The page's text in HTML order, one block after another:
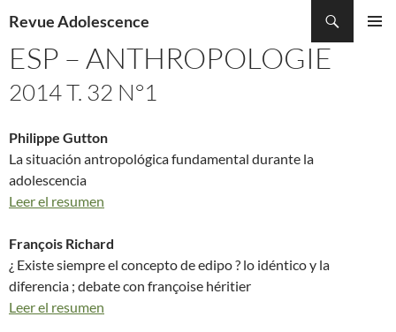
Revue Adolescence
AU
CONTENU
ESP – ANTHROPOLOGIE
2014 T. 32 N°1
Philippe Gutton
La situación antropológica fundamental durante la
adolescencia
Leer el resumen
François Richard
¿ Existe siempre el concepto de edipo ? lo idéntico y la
diferencia ; debate con françoise héritier
Leer el resumen